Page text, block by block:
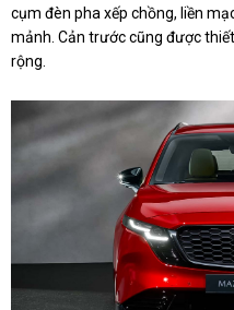
cụm đèn pha xếp chồng, liền
mảnh. Cản trước cũng được
rộng.